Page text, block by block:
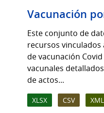
Vacunación
Este conjunto de
recursos vinculados
de vacunación
vacunales
de actos...
XLSX CSV XML